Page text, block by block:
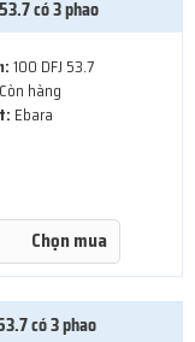
có 3 phao
100 DFJ 53.7
Còn hàng
Ebara
Chọn mua
có 3 phao